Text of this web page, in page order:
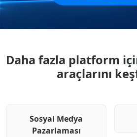
Daha fazla platform
araçlarını
Sosyal Medya
Pazarlaması